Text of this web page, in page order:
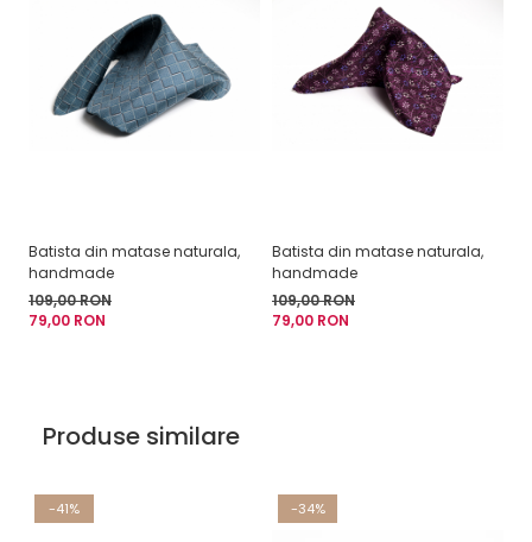
Batista din matase naturala,
handmade
109,00 RON
79,00 RON
Batista din matase naturala,
handmade
109,00 RON
79,00 RON
Produse similare
-41% -34%